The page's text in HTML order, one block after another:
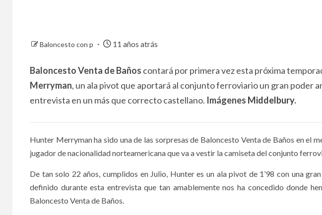
Baloncesto con p 11 años atrás
Baloncesto Venta de Baños contará por primera vez esta próxima
Merryman, un ala pivot que aportará al conjunto ferroviario un gran poder
entrevista en un más que correcto castellano. Imágenes Middelbury.
Hunter Merryman ha sido una de las sorpresas de Baloncesto Venta de Baños en el
jugador de nacionalidad norteamericana que va a vestir la camiseta del conjunto
De tan solo 22 años, cumplidos en Julio, Hunter es un ala pivot de 1’98 con una
definido durante esta entrevista que tan amablemente nos ha concedido donde
Baloncesto Venta de Baños.